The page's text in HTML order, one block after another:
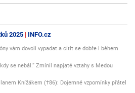
2025 INFO.cz
vám dovolí vypadat a cítit se dobře i během
se nebál.“ Zmínil napjaté vztahy s Medou
Knížákem (†86): Dojemné vzpomínky přátel